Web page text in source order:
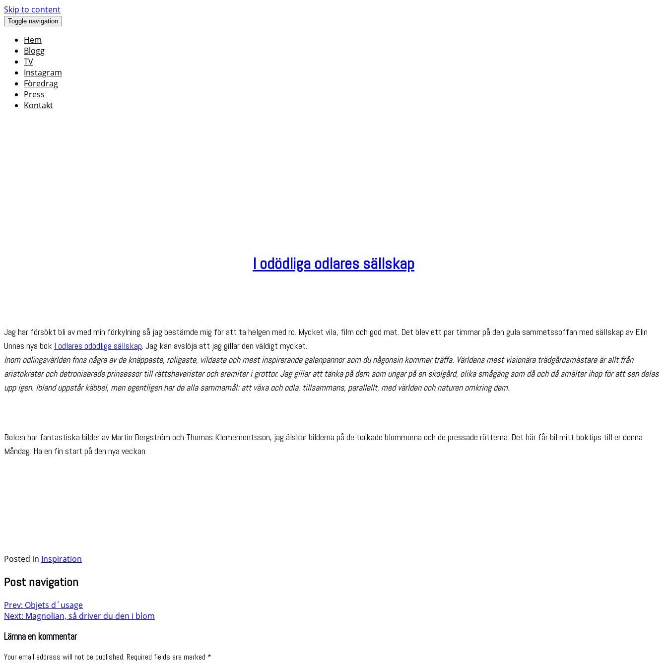
Skip to content
Toggle navigation
Hem
Blogg
TV
Instagram
Föredrag
Press
Kontakt
I odödliga odlares sällskap
Jag har försökt bli av med min förkylning så jag bestämde mig för att ta helgen med ro. Mycket vila, film och god mat. Det blev ett par timmar på den gula sammetssoffan med sällskap av Elin
Unnes nya bok I odlares odödliga sällskap. Jag kan avslöja att jag gillar den väldigt mycket.
Inom odlingsvärlden fnns några av de knäppaste, roligaste, vildaste och mest inspirerande galenpannor som du någonsin kommer träffa. Världens mest visionära trädgårdsmästare är allt från
aristokrater och detroniserade prinsessor till rättshaverister och eremiter i grottor. Jag gillar att tänka på dem som ungar på en skolgård, olika smågäng som då och då smälter ihop för att sen delas
upp igen. Ibland uppstår käbbel, men egentligen har de alla sammamål: att växa och odla, tillsammans, parallellt, med världen och naturen omkring dem.
Boken har fantastiska bilder av Martin Bergström och Thomas Klemementsson, jag älskar bilderna på de torkade blommorna och de pressade rötterna. Det här får bil mitt boktips till er denna
Måndag. Ha en fin start på den nya veckan.
Posted in Inspiration
Post navigation
Prev: Objets d´usage
Next: Magnolian, så driver du den i blom
Lämna en kommentar
Your email address will not be published. Required fields are marked *